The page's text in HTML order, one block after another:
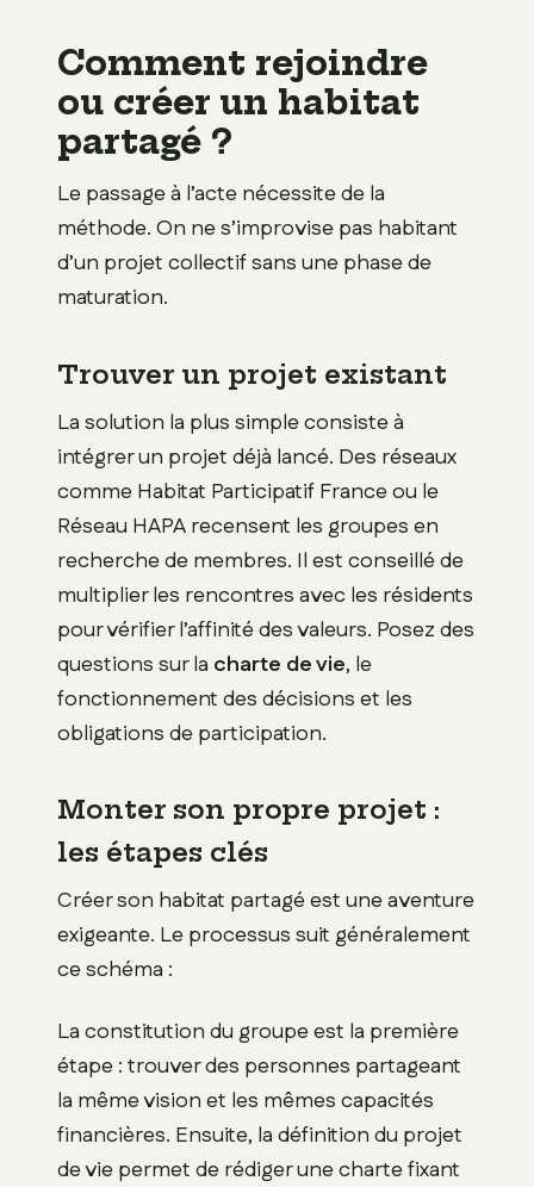
Comment rejoindre
ou créer un habitat
partagé ?
Le passage à l’acte nécessite de la
méthode. On ne s’improvise pas habitant
d’un projet collectif sans une phase de
maturation.
Trouver un projet existant
La solution la plus simple consiste à
intégrer un projet déjà lancé. Des réseaux
comme Habitat Participatif France ou le
Réseau HAPA recensent les groupes en
recherche de membres. Il est conseillé de
multiplier les rencontres avec les résidents
pour vérifier l’affinité des valeurs. Posez des
questions sur la charte de vie, le
fonctionnement des décisions et les
obligations de participation.
Monter son propre projet :
les étapes clés
Créer son habitat partagé est une aventure
exigeante. Le processus suit généralement
ce schéma :
La constitution du groupe est la première
étape : trouver des personnes partageant
la même vision et les mêmes capacités
financières. Ensuite, la définition du projet
de vie permet de rédiger une charte fixant